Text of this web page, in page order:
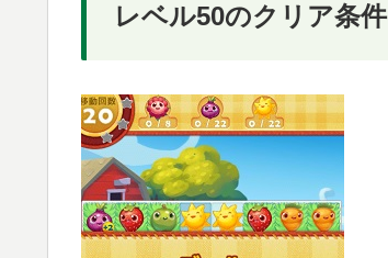
レベル50のクリア条件